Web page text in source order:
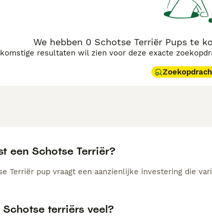
We hebben 0 Schotse Terriër Pups te
resultaten wil zien voor deze exacte
een Schotse Terriër?
Terriër pup vraagt een aanzienlijke investering die
terriërs veel?